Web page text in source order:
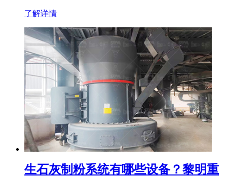
了解详情
生石灰制粉系统有哪些设备？黎明重